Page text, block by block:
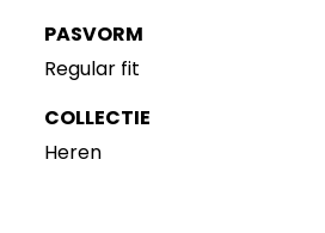
PASVORM
Regular fit
COLLECTIE
Heren